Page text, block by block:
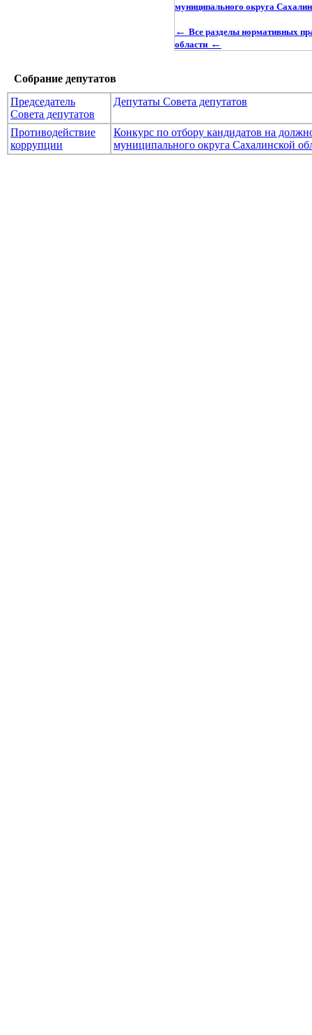
муниципального округа
← Все разделы нормативных
области ←
Собрание депутатов
Председатель
Совета депутатов
Депутаты Совета депутатов
Противодействие
коррупции
Конкурс по отбору кандидатов на
муниципального округа Сахалинской